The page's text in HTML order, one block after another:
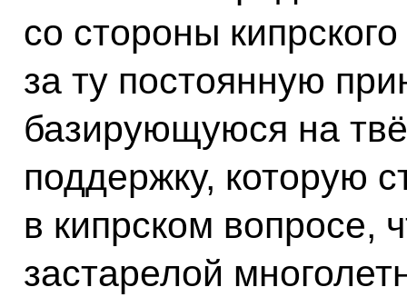
со стороны
за ту постоянную
базирующуюся на
поддержку, которую
в кипрском вопросе,
застарелой